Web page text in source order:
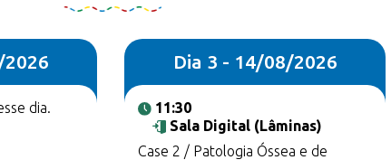
dia.
Dia 3 - 14/08/2026
11:30
Sala Digital (Lâminas)
Case 2 / Patologia Óssea e de